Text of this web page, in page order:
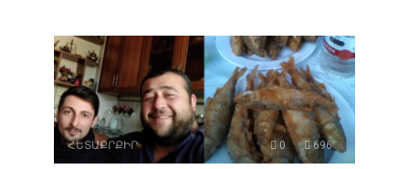
ՀԵՏԱՔՐՔԻՐ 0 696